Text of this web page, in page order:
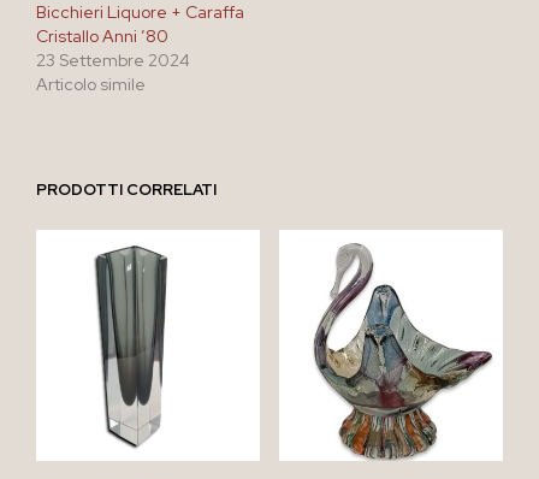
Bicchieri Liquore + Caraffa
Cristallo Anni ’80
23 Settembre 2024
Articolo simile
PRODOTTI CORRELATI